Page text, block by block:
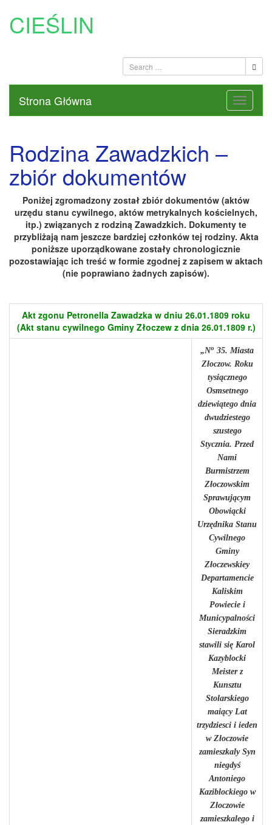
CIEŚLIN
Strona Główna
Rodzina Zawadzkich –
zbiór dokumentów
Poniżej zgromadzony został zbiór dokumentów (aktów
urzędu stanu cywilnego, aktów metrykalnych kościelnych,
itp.) związanych z rodziną Zawadzkich. Dokumenty te
przybliżają nam jeszcze bardziej członków tej rodziny. Akta
poniższe uporządkowane zostały chronologicznie
pozostawiając ich treść w formie zgodnej z zapisem w aktach
(nie poprawiano żadnych zapisów).
Akt zgonu Petronella Zawadzka w dniu 26.01.1809 roku
(Akt stanu cywilnego Gminy Złoczew z dnia 26.01.1809 r.)
„No 35. Miasta
Złoczow. Roku
tysiącznego
Osmsetnego
dziewiątego dnia
dwudziestego
szustego
Stycznia. Przed
Nami
Burmistrzem
Złoczowskim
Sprawującym
Obowiącki
Urzędnika Stanu
Cywilnego
Gminy
Złoczewskiey
Departamencie
Kaliskim
Powiecie i
Municypalności
Sieradzkim
stawili się Karol
Kazyblocki
Meister z
Kunsztu
Stolarskiego
maiący Lat
trzydziesci i ieden
w Złoczowie
zamieszkaly Syn
niegdyś
Antoniego
Kaziblockiego w
Złoczowie
zamieszkalego i